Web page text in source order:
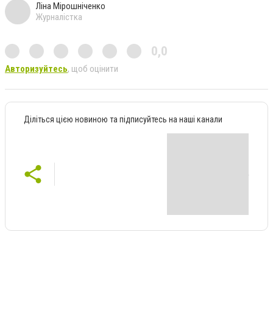
Ліна Мірошніченко
Журналістка
0,0
Авторизуйтесь, щоб оцінити
Діліться цією новиною та підписуйтесь на наші канали